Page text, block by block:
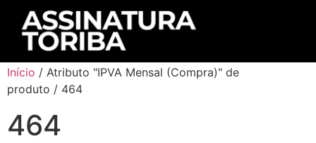
Início / Atributo "IPVA Mensal (Compra)" de
produto / 464
464